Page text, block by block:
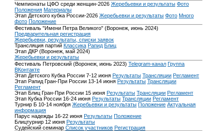
Чемпионаты ЦФО среди женщин-2026 Жеребьевки и результаты Фото
Положения Материалы
Этап Детского кубка России-2026 Жеребьевки и результаты Фото Много
фото Положение
Фестиваль "Имени Петра Великого" (Воронеж, июнь 2024)
Предварительная регистрация
Жеребьевки, результаты, списки заявок
Трансляция партий Классика Рапид Блиц
Этап ДКР (Воронеж, май 2024)
Жеребьевки и результаты
Фестиваль Петровский (Воронеж, июнь 2023) Telegram-канал Группа
ВКонтакте
Этап Детского Кубка России 7-12 июня Результаты Трансляции Регламент
Этап Рапид Гран-При России 13-14 июня Результаты Трансляции
Регламент
Этап Блиц Гран-При России 15 июня Результаты Трансляции Регламент
Этап Кубка России 16-24 июня Результаты Трансляции Регламент
Турнир Б 10-14 ноября Жеребьевки и результаты Положение Актуальная
информация
Парус надежды 16-22 июня Результаты Положение
Блицтурнир 12 июня Результаты
Судейский семинар Список участников Регистрация